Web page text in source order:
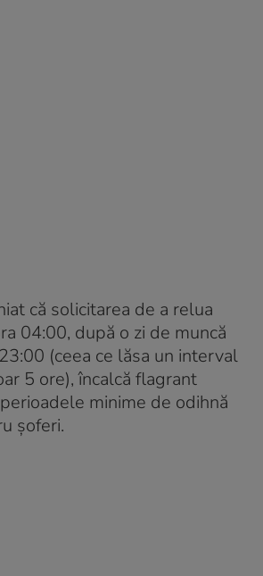
că solicitarea de a relua
04:00, după o zi de muncă
(ceea ce lăsa un interval
5 ore), încalcă flagrant
minime de odihnă
șoferi.